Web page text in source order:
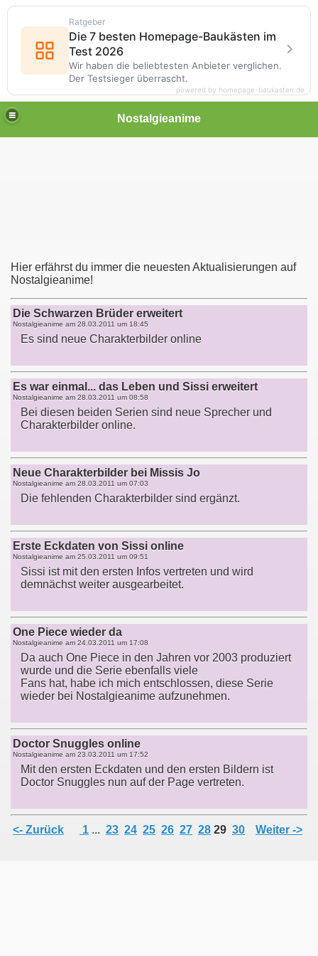
Nostalgieanime
Hier erfährst du immer die neuesten Aktualisierungen auf
Nostalgieanime!
Die Schwarzen Brüder erweitert
Nostalgieanime am 28.03.2011 um 18:45
Es sind neue Charakterbilder online
Es war einmal... das Leben und Sissi erweitert
Nostalgieanime am 28.03.2011 um 08:58
Bei diesen beiden Serien sind neue Sprecher und
Charakterbilder online.
Neue Charakterbilder bei Missis Jo
Nostalgieanime am 28.03.2011 um 07:03
Die fehlenden Charakterbilder sind ergänzt.
Erste Eckdaten von Sissi online
Nostalgieanime am 25.03.2011 um 09:51
Sissi ist mit den ersten Infos vertreten und wird
demnächst weiter ausgearbeitet.
One Piece wieder da
Nostalgieanime am 24.03.2011 um 17:08
Da auch One Piece in den Jahren vor 2003 produziert
wurde und die Serie ebenfalls viele
Fans hat, habe ich mich entschlossen, diese Serie
wieder bei Nostalgieanime aufzunehmen.
Doctor Snuggles online
Nostalgieanime am 23.03.2011 um 17:52
Mit den ersten Eckdaten und den ersten Bildern ist
Doctor Snuggles nun auf der Page vertreten.
<- Zurück 1 ... 23 24 25 26 27 28 29 30 Weiter ->
Ratgeber
Die 7 besten Homepage-Baukästen im
Test 2026
Wir haben die beliebtesten Anbieter verglichen.
Der Testsieger überrascht.
powered by homepage-baukasten.de